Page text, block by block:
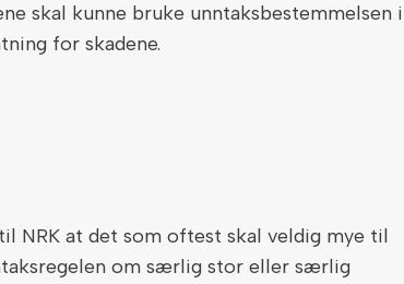
skal kunne bruke unntaksbestemmelsen i
for skadene.
NRK at det som oftest skal veldig mye til
om særlig stor eller særlig